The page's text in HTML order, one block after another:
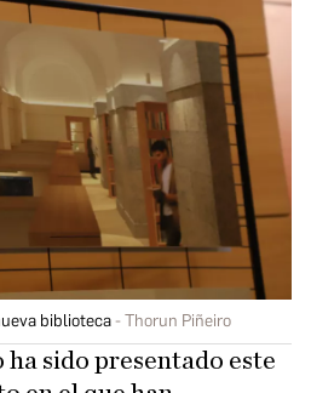
biblioteca Thorun Piñeiro
sido presentado este